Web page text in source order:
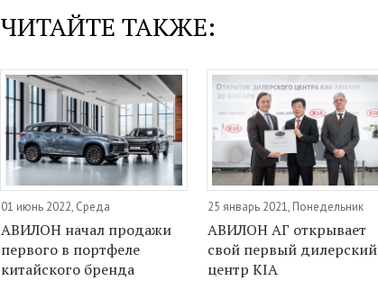
ЧИТАЙТЕ ТАКЖЕ:
01 июнь 2022, Среда
АВИЛОН начал продажи
первого в портфеле
китайского бренда
25 январь 2021, Понедельник
АВИЛОН АГ открывает
свой первый дилерский
центр KIA